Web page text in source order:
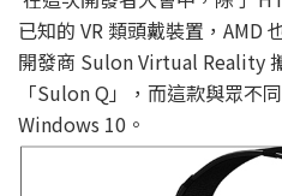
已知的 VR 類頭戴裝置，AMD
開發商 Sulon Virtual Reality
「Sulon Q」，而這款與眾不
Windows 10。